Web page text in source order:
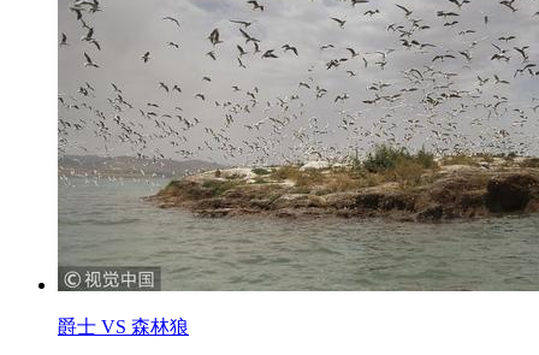
爵士 VS 森林狼